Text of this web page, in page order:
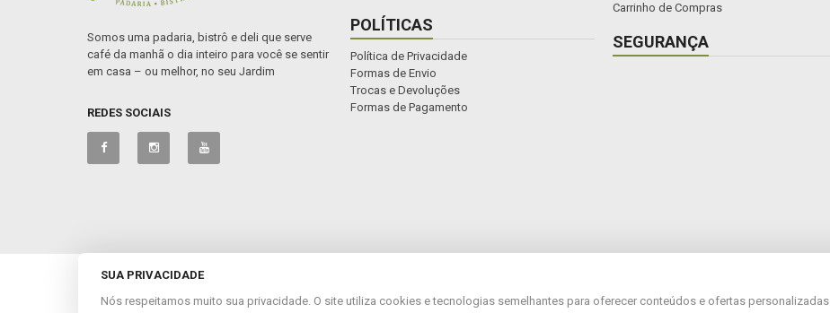
Somos uma padaria, bistrô e deli que serve
café da manhã o dia inteiro para você se sentir
em casa – ou melhor, no seu Jardim
REDES SOCIAIS
POLÍTICAS
Política de Privacidade
Formas de Envio
Trocas e Devoluções
Formas de Pagamento
Carrinho de Compras
SEGURANÇA
SUA PRIVACIDADE
Nós respeitamos muito sua privacidade. O site utiliza cookies e tecnologias semelhantes para oferecer conteúdos e ofertas personalizadas